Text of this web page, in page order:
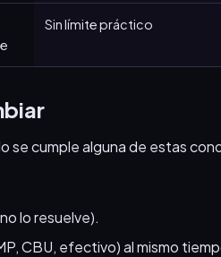
Sin límite práctico
se cumple alguna de estas
lo resuelve).
CBU, efectivo) al mismo